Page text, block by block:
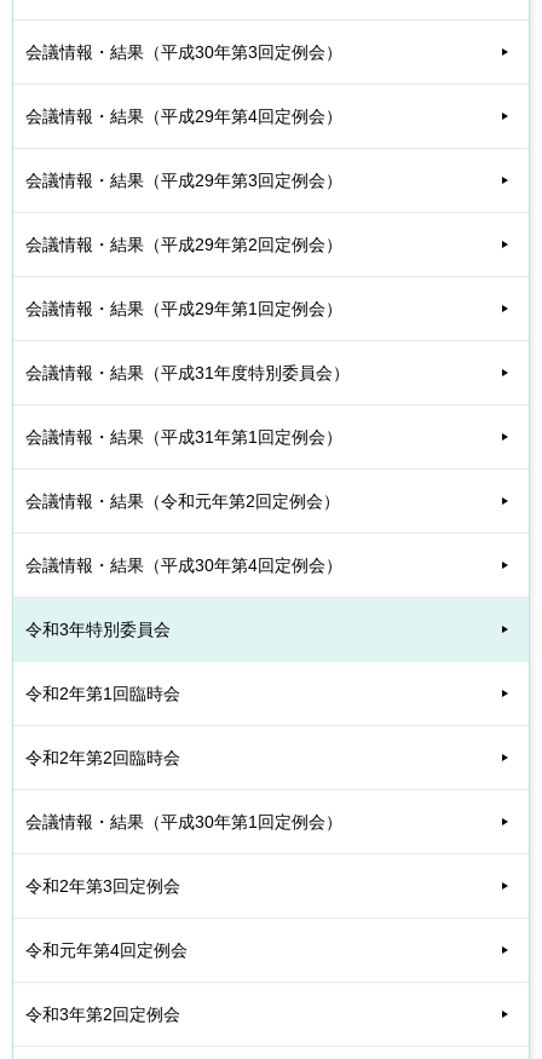
会議情報・結果（平成30年第3回定例会）
会議情報・結果（平成29年第4回定例会）
会議情報・結果（平成29年第3回定例会）
会議情報・結果（平成29年第2回定例会）
会議情報・結果（平成29年第1回定例会）
会議情報・結果（平成31年度特別委員会）
会議情報・結果（平成31年第1回定例会）
会議情報・結果（令和元年第2回定例会）
会議情報・結果（平成30年第4回定例会）
令和3年特別委員会
令和2年第1回臨時会
令和2年第2回臨時会
会議情報・結果（平成30年第1回定例会）
令和2年第3回定例会
令和元年第4回定例会
令和3年第2回定例会